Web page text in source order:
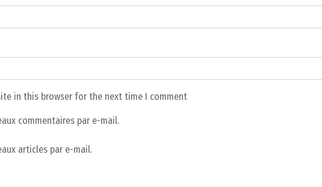
in this browser for the next time I comment
commentaires par e-mail.
articles par e-mail.